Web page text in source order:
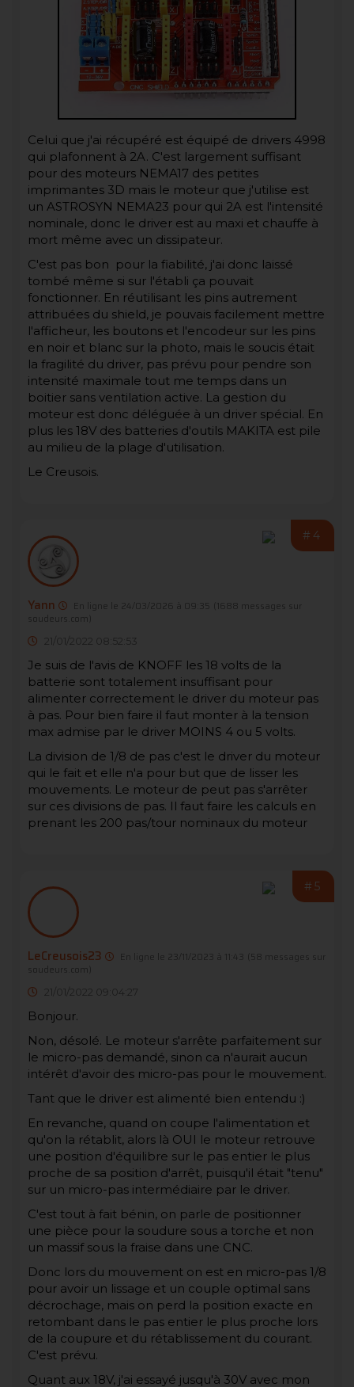
Celui que j'ai récupéré est équipé de drivers 4998
qui plafonnent à 2A. C'est largement suffisant
pour des moteurs NEMA17 des petites
imprimantes 3D mais le moteur que j'utilise est
un ASTROSYN NEMA23 pour qui 2A est l'intensité
nominale, donc le driver est au maxi et chauffe à
mort même avec un dissipateur.
C'est pas bon pour la fiabilité, j'ai donc laissé
tombé même si sur l'établi ça pouvait
fonctionner. En réutilisant les pins autrement
attribuées du shield, je pouvais facilement mettre
l'afficheur, les boutons et l'encodeur sur les pins
en noir et blanc sur la photo, mais le soucis était
la fragilité du driver, pas prévu pour pendre son
intensité maximale tout me temps dans un
boitier sans ventilation active. La gestion du
moteur est donc déléguée à un driver spécial. En
plus les 18V des batteries d'outils MAKITA est pile
au milieu de la plage d'utilisation.
Le Creusois.
#4
Yann En ligne le 24/03/2026 à 09:35
(1688 messages sur
soudeurs.com)
21/01/2022 08:52:53
Je suis de l'avis de KNOFF les 18 volts de la
batterie sont totalement insuffisant pour
alimenter correctement le driver du moteur pas
à pas. Pour bien faire il faut monter à la tension
max admise par le driver MOINS 4 ou 5 volts.
La division de 1/8 de pas c'est le driver du moteur
qui le fait et elle n'a pour but que de lisser les
mouvements. Le moteur de peut pas s'arrêter
sur ces divisions de pas. Il faut faire les calculs en
prenant les 200 pas/tour nominaux du moteur
#5
LeCreusois23 En ligne le 23/11/2023 à 11:43
(58 messages sur
soudeurs.com)
21/01/2022 09:04:27
Bonjour.
Non, désolé. Le moteur s'arrête parfaitement sur
le micro-pas demandé, sinon ca n'aurait aucun
intérêt d'avoir des micro-pas pour le mouvement.
Tant que le driver est alimenté bien entendu :)
En revanche, quand on coupe l'alimentation et
qu'on la rétablit, alors là OUI le moteur retrouve
une position d'équilibre sur le pas entier le plus
proche de sa position d'arrêt, puisqu'il était "tenu"
sur un micro-pas intermédiaire par le driver.
C'est tout à fait bénin, on parle de positionner
une pièce pour la soudure sous a torche et non
un massif sous la fraise dans une CNC.
Donc lors du mouvement on est en micro-pas 1/8
pour avoir un lissage et un couple optimal sans
décrochage, mais on perd la position exacte en
retombant dans le pas entier le plus proche lors
de la coupure et du rétablissement du courant.
C'est prévu.
Quant aux 18V, j'ai essayé jusqu'à 30V avec mon